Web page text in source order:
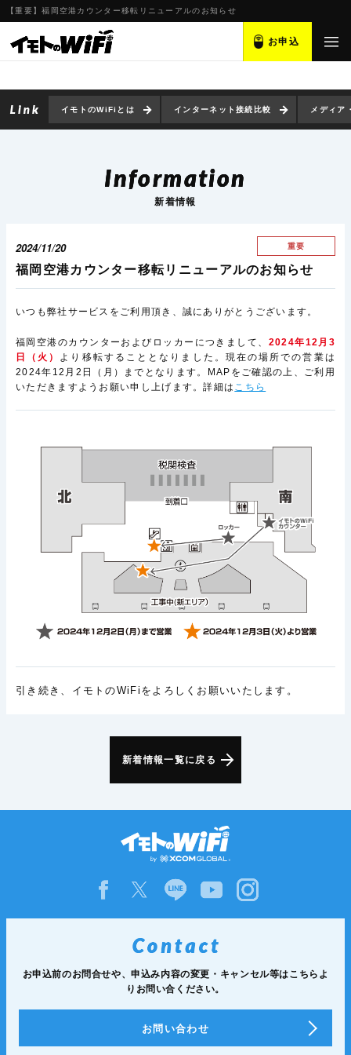
【重要】福岡空港カウンター移転リニューアルのお知らせ
お申込
イモトのWiFiとは インターネット接続比較 メディア
Information
新着情報
2024/11/20 重要
福岡空港カウンター移転リニューアルのお知らせ
いつも弊社サービスをご利用頂き、誠にありがとうございます。
福岡空港のカウンターおよびロッカーにつきまして、 2024年12月3
日（火） より移転することとなりました。現在の場所での営業は
2024年12月2日（月）までとなります。MAPをご確認の上、ご利用
いただきますようお願い申し上げます。詳細は こちら
引き続き、イモトのWiFiをよろしくお願いいたします。
新着情報一覧に戻る
お申込前のお問合せや、申込み内容の変更・ キャンセル等はこちらよ
りお問い合ください。
お問い合わせ